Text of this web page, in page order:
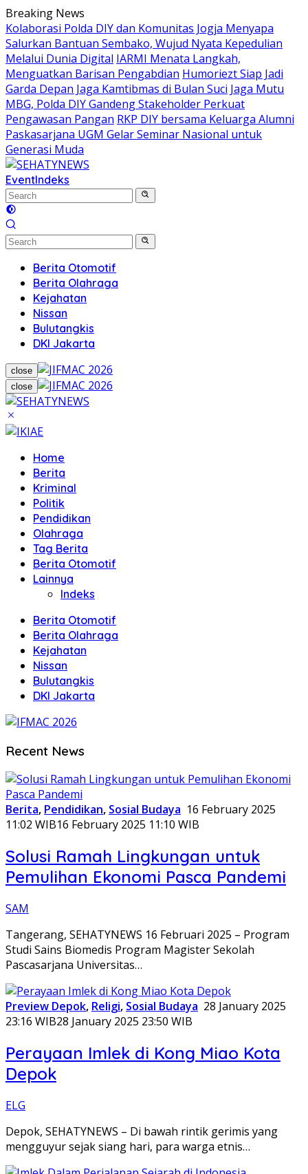
Skip
to
content
Breaking News
Kolaborasi Polda DIY dan Komunitas Jogja Menyapa
Salurkan Bantuan Sembako, Wujud Nyata Kepedulian
Melalui Dunia Digital IARMI Menata Langkah,
Menguatkan Barisan Pengabdian Humoriezt Siap Jadi
Garda Depan Jaga Kamtibmas di Bulan Suci Jaga Mutu
MBG, Polda DIY Gandeng Stakeholder Perkuat
Pengawasan Pangan RKP DIY bersama Keluarga Alumni
Paskasarjana UGM Gelar Seminar Nasional untuk
Generasi Muda
EventIndeks
Berita Otomotif
Berita Olahraga
Kejahatan
Nissan
Bulutangkis
DKI Jakarta
close
close
Home
Berita
Kriminal
Politik
Pendidikan
Olahraga
Tag Berita
Berita Otomotif
Lainnya
Indeks
Berita Otomotif
Berita Olahraga
Kejahatan
Nissan
Bulutangkis
DKI Jakarta
SEHATYNEWS
Recent News
Berita, Pendidikan, Sosial Budaya 16 February 2025
11:02 WIB16 February 2025 11:10 WIB
Solusi Ramah Lingkungan untuk
Pemulihan Ekonomi Pasca Pandemi
SAM
Tangerang, SEHATYNEWS 16 Februari 2025 – Program
Studi Sains Biomedis Program Magister Sekolah
Pascasarjana Universitas…
Preview Depok, Religi, Sosial Budaya 28 January 2025
23:16 WIB28 January 2025 23:50 WIB
Perayaan Imlek di Kong Miao Kota
Depok
ELG
Depok, SEHATYNEWS – Di bawah rintik gerimis yang
mengguyur sejak siang hari, para warga etnis…